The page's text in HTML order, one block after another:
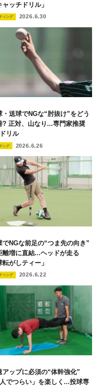
ャッチドリル」
ィング 2026.6.30
・送球でNGな“肘抜け”をどう
? 正対、山なり...専門家推奨
リル
ング 2026.6.26
でNGな前足の“つま先の向き”
離増に直結...ヘッドが走る
転がしティー」
ィング 2026.6.22
アップに必須の“体幹強化”
人でつらい」を楽しく...投球専